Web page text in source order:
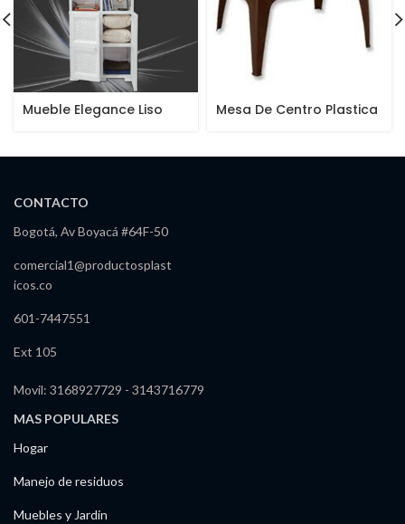
Mueble Elegance Liso
Mesa De Centro Plastica
CONTACTO
Bogotá, Av Boyacá #64F-50
comercial1@productosplast
icos.co
601-7447551
Ext 105
Movil: 3168927729 - 3143716779
MAS POPULARES
Hogar
Manejo de residuos
Muebles y Jardín